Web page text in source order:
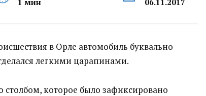
в Орле автомобиль буквально
легкими царапинами.
которое было зафиксировано